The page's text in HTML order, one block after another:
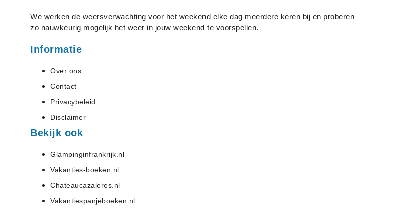
We werken de weersverwachting voor het weekend elke dag meerdere keren bij en proberen
zo nauwkeurig mogelijk het weer in jouw weekend te voorspellen.
Informatie
Over ons
Contact
Privacybeleid
Disclaimer
Bekijk ook
Glampinginfrankrijk.nl
Vakanties-boeken.nl
Chateaucazaleres.nl
Vakantiespanjeboeken.nl